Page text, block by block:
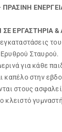
ΣΕ ΕΡΓΑΣΤΗΡΙΑ
Σταυρού.
για κάθε
καπέλο στην
στους
κλειστό